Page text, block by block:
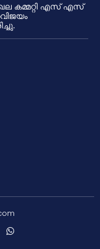
കമ്മറ്റി എസ് എസ്